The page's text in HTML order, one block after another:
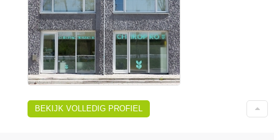
BEKIJK VOLLEDIG PROFIEL